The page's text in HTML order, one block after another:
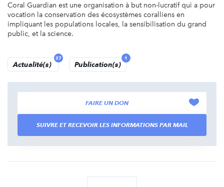
Coral Guardian est une organisation à but non-lucratif qui a pour
vocation la conservation des écosystèmes coralliens en
impliquant les populations locales, la sensibilisation du grand
public, et la science.
Actualité(s)
27
Publication(s)
1
FAIRE UN DON
SUIVRE ET RECEVOIR LES INFORMATIONS PAR MAIL